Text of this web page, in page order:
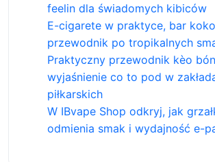
feelin dla świadomych kibiców
E-cigarete w praktyce, bar
przewodnik po tropikalnych
Praktyczny przewodnik kèo
wyjaśnienie co to pod w
piłkarskich
W IBvape Shop odkryj, jak
odmienia smak i wydajność e-